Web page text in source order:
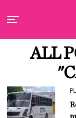
ALL